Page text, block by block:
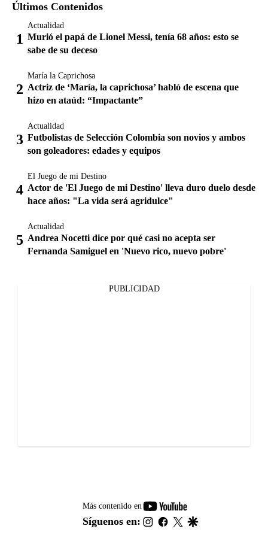
Últimos Contenidos
Actualidad
Murió el papá de Lionel Messi, tenía 68 años: esto se
sabe de su deceso
María la Caprichosa
Actriz de ‘María, la caprichosa’ habló de escena que
hizo en ataúd: “Impactante”
Actualidad
Futbolistas de Selección Colombia son novios y ambos
son goleadores: edades y equipos
El Juego de mi Destino
Actor de 'El Juego de mi Destino' lleva duro duelo desde
hace años: "La vida será agridulce"
Actualidad
Andrea Nocetti dice por qué casi no acepta ser
Fernanda Samiguel en 'Nuevo rico, nuevo pobre'
PUBLICIDAD
Más contenido en
youtube-
footer
Síguenos en: instagram
facebook
twitter